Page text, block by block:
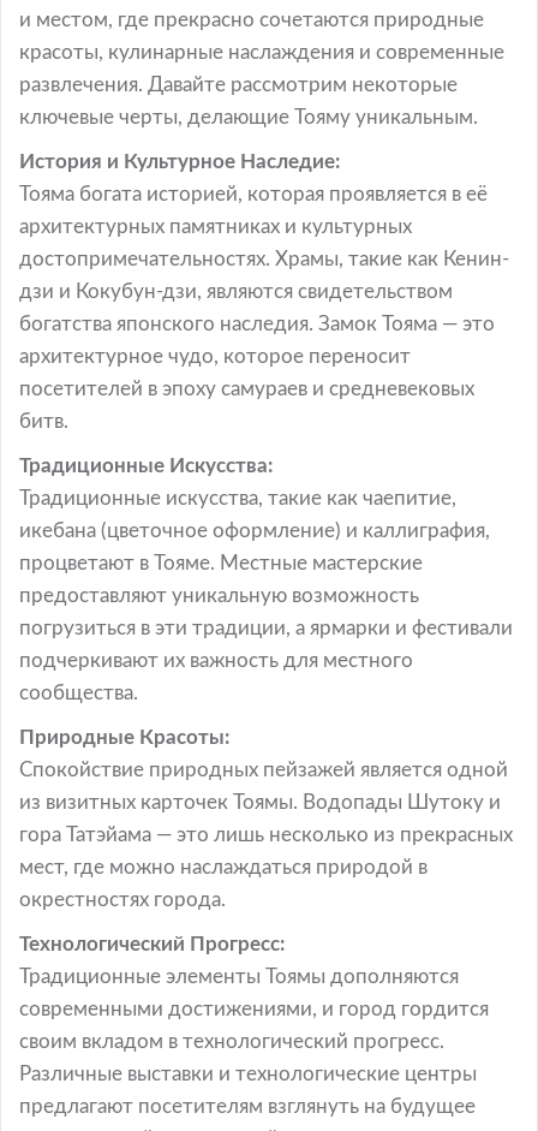
и местом, где прекрасно сочетаются природные
красоты, кулинарные наслаждения и современные
развлечения. Давайте рассмотрим некоторые
ключевые черты, делающие Тояму уникальным.
История и Культурное Наследие:
Тояма богата историей, которая проявляется в её
архитектурных памятниках и культурных
достопримечательностях. Храмы, такие как Кенин-
дзи и Кокубун-дзи, являются свидетельством
богатства японского наследия. Замок Тояма — это
архитектурное чудо, которое переносит
посетителей в эпоху самураев и средневековых
битв.
Традиционные Искусства:
Традиционные искусства, такие как чаепитие,
икебана (цветочное оформление) и каллиграфия,
процветают в Тояме. Местные мастерские
предоставляют уникальную возможность
погрузиться в эти традиции, а ярмарки и фестивали
подчеркивают их важность для местного
сообщества.
Природные Красоты:
Спокойствие природных пейзажей является одной
из визитных карточек Тоямы. Водопады Шутоку и
гора Татэйама — это лишь несколько из прекрасных
мест, где можно наслаждаться природой в
окрестностях города.
Технологический Прогресс:
Традиционные элементы Тоямы дополняются
современными достижениями, и город гордится
своим вкладом в технологический прогресс.
Различные выставки и технологические центры
предлагают посетителям взглянуть на будущее